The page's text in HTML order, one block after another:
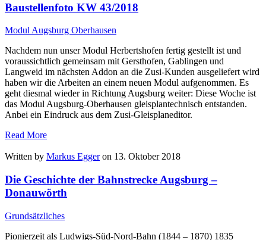
Baustellenfoto KW 43/2018
Modul Augsburg Oberhausen
Nachdem nun unser Modul Herbertshofen fertig gestellt ist und
voraussichtlich gemeinsam mit Gersthofen, Gablingen und
Langweid im nächsten Addon an die Zusi-Kunden ausgeliefert wird
haben wir die Arbeiten an einem neuen Modul aufgenommen. Es
geht diesmal wieder in Richtung Augsburg weiter: Diese Woche ist
das Modul Augsburg-Oberhausen gleisplantechnisch entstanden.
Anbei ein Eindruck aus dem Zusi-Gleisplaneditor.
Read More
Written by Markus Eggeron 13. Oktober 2018
Die Geschichte der Bahnstrecke Augsburg –
Donauwörth
Grundsätzliches
Pionierzeit als Ludwigs-Süd-Nord-Bahn (1844 – 1870) 1835